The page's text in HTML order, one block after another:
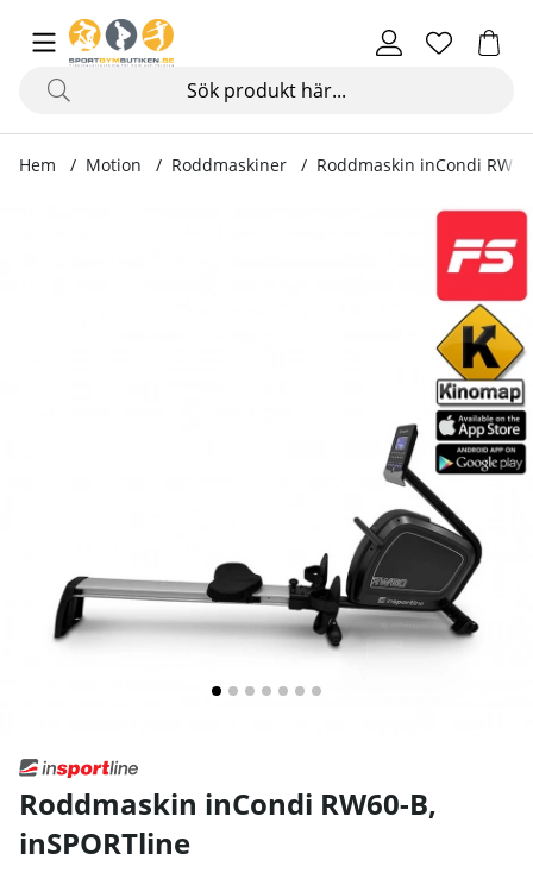
Hem Motion Roddmaskiner Roddmaskin inCondi
Roddmaskin inCondi RW60-B,
inSPORTline